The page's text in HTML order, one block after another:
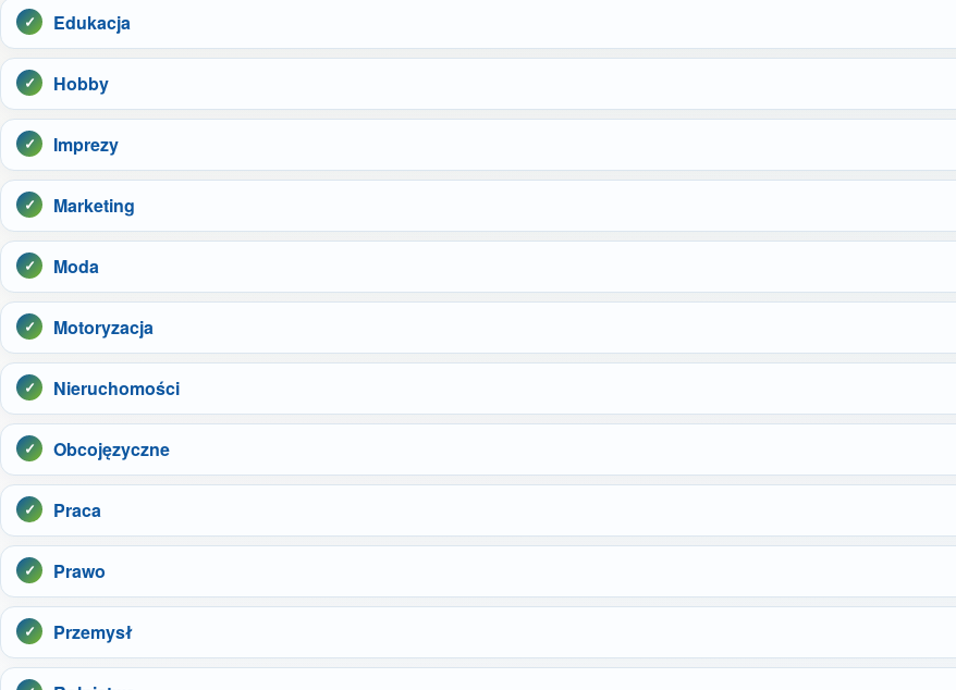
Edukacja
Hobby
Imprezy
Marketing
Moda
Motoryzacja
Nieruchomości
Obcojęzyczne
Praca
Prawo
Przemysł